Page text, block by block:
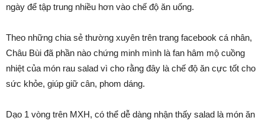
ngày để tập trung nhiều hơn vào chế độ ăn uống.
Theo những chia sẻ thường xuyên trên trang facebook cá nhân,
Châu Bùi đã phần nào chứng minh mình là fan hâm mộ cuồng
nhiệt của món rau salad vì cho rằng đây là chế độ ăn cực tốt cho
sức khỏe, giúp giữ cân, phom dáng.
Dạo 1 vòng trên MXH, có thể dễ dàng nhận thấy salad là món ăn